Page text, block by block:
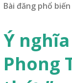
Bài đăng phổ
Ý
Phong